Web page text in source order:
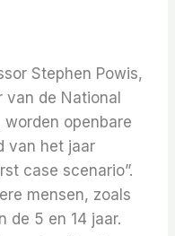
Stephen Powis,
de National
worden openbare
van het jaar
case scenario”.
mensen, zoals
de 5 en 14 jaar.